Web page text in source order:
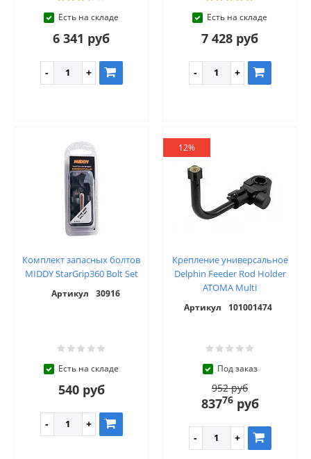
Есть на складе
6 341 руб
Есть на складе
7 428 руб
Комплект запасных болтов
MIDDY StarGrip360 Bolt Set
Артикул 30916
Есть на складе
540 руб
12%
Крепление универсальное
Delphin Feeder Rod Holder
ATOMA Multi
Артикул 101001474
Под заказ
952 руб
83776руб